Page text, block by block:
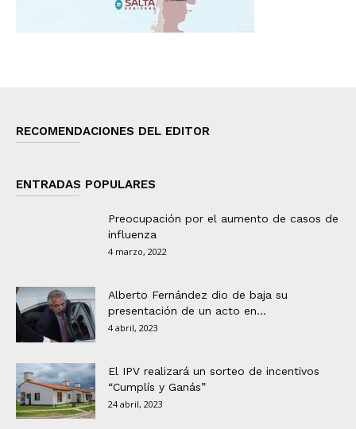
RECOMENDACIONES DEL EDITOR
ENTRADAS POPULARES
Preocupación por el aumento de casos de
influenza
4 marzo, 2022
Alberto Fernández dio de baja su
presentación de un acto en...
4 abril, 2023
El IPV realizará un sorteo de incentivos
“Cumplís y Ganás”
24 abril, 2023